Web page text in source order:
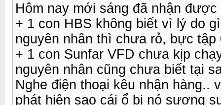
Hôm nay mới sáng đã nhận
+ 1 con HBS không biết vì lý do
nguyên nhân thì chưa rỏ, bực tập
+ 1 con Sunfar VFD chưa kịp
nguyên nhân cũng chưa biết tại
Nghe điện thoại kêu nhận hàng..
phát hiện sao cái ổ bi nó sượng